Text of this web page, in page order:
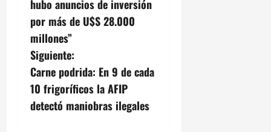
e
g
a
c
i
hubo anuncios de inversión
por más de U$S 28.000
millones”
Siguiente:
Carne podrida: En 9 de cada
10 frigoríficos la AFIP
detectó maniobras ilegales